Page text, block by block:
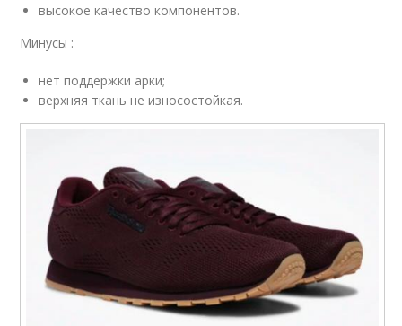
высокое качество компонентов.
Минусы :
нет поддержки арки;
верхняя ткань не износостойкая.